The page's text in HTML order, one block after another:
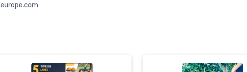
europe.com